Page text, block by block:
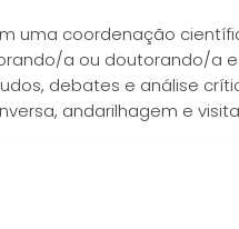
uma coordenação
a ou doutorando/a
debates e análise
andarilhagem e